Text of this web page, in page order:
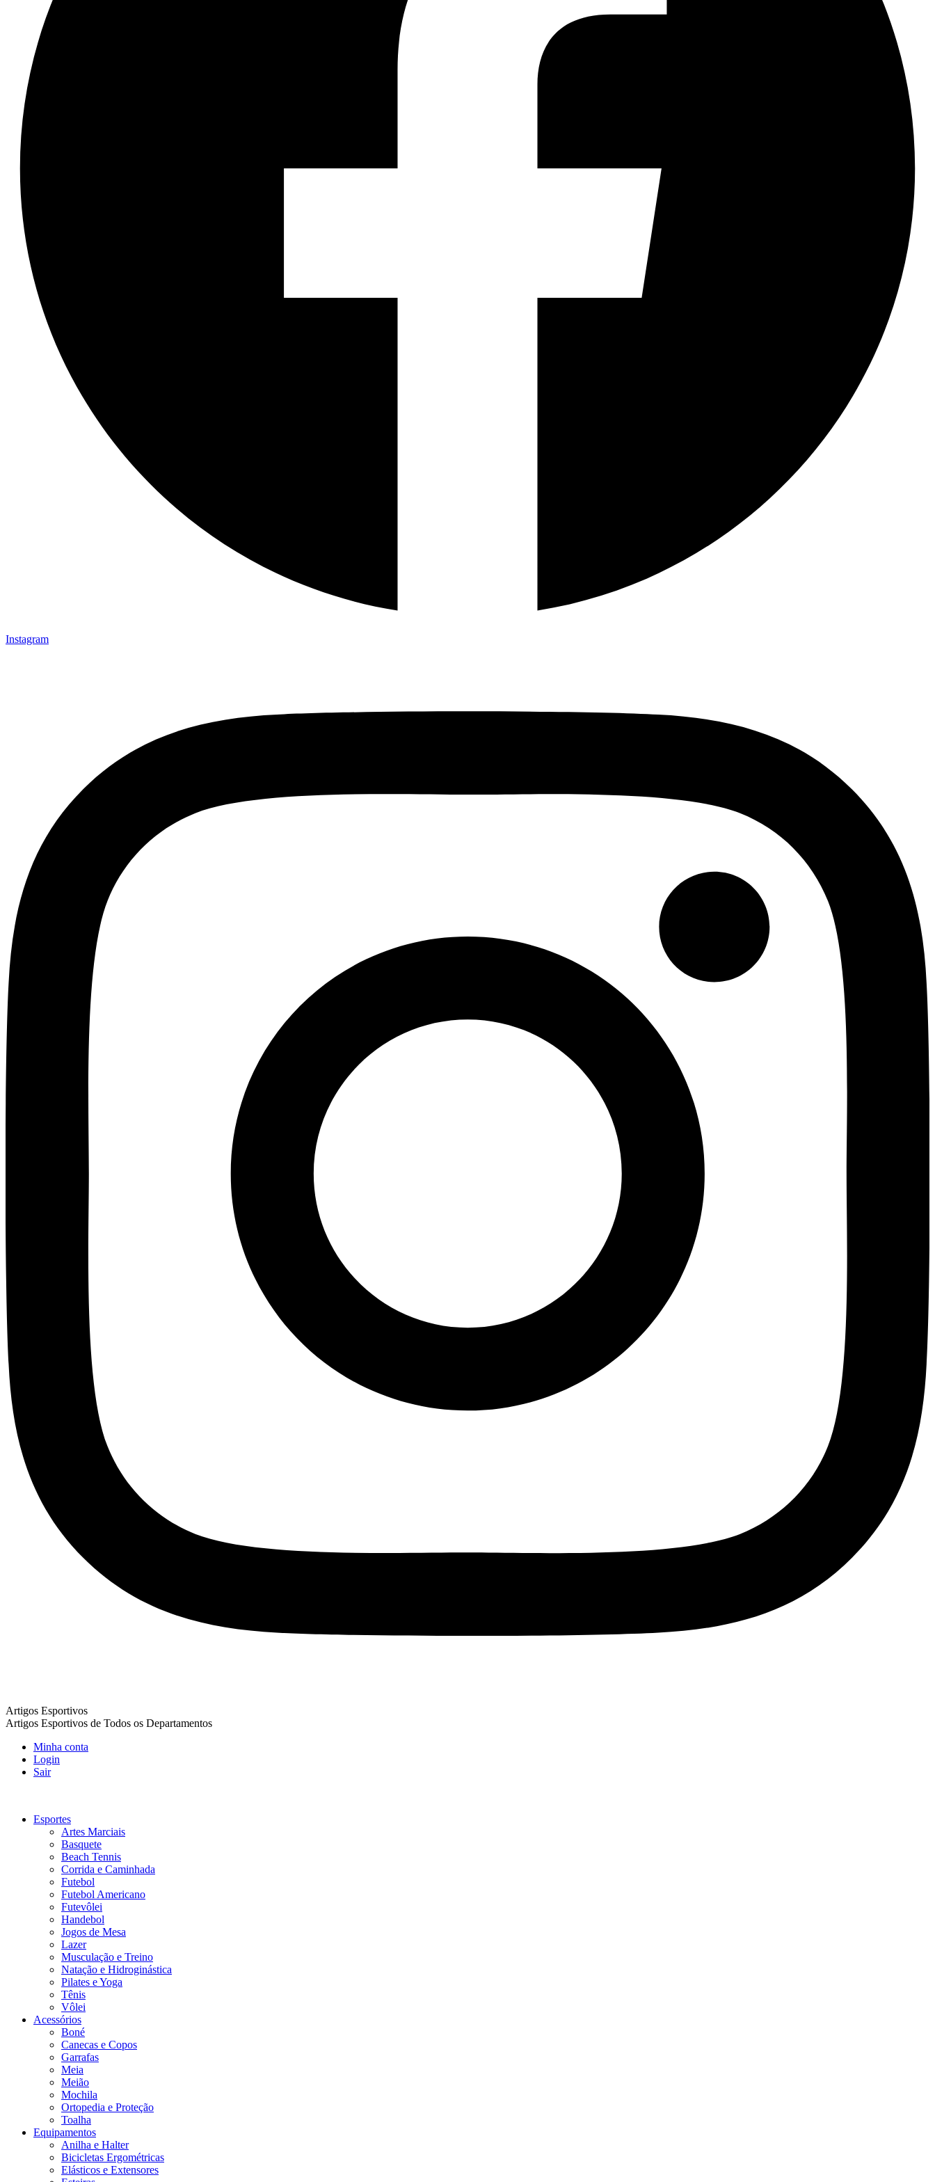
Instagram
Artigos Esportivos
Artigos Esportivos de Todos os Departamentos
Minha conta
Login
Sair
Esportes
Artes Marciais
Basquete
Beach Tennis
Corrida e Caminhada
Futebol
Futebol Americano
Futevôlei
Handebol
Jogos de Mesa
Lazer
Musculação e Treino
Natação e Hidroginástica
Pilates e Yoga
Tênis
Vôlei
Acessórios
Boné
Canecas e Copos
Garrafas
Meia
Meião
Mochila
Ortopedia e Proteção
Toalha
Equipamentos
Anilha e Halter
Bicicletas Ergométricas
Elásticos e Extensores